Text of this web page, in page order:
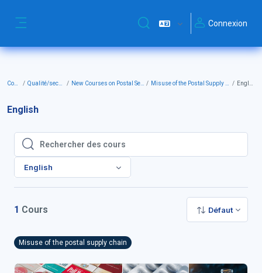
Activer/désactiver la saisie de
Connexion
Qualité/securité New Courses on Postal Security
English
Rechercher des cours
Rechercher des cours
English
1 Cours Défaut
Misuse of the postal supply chain